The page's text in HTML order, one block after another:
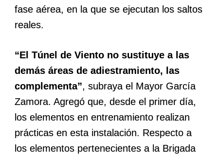
fase aérea, en la que se ejecutan los saltos
reales.
“El Túnel de Viento no sustituye a las
demás áreas de adiestramiento, las
complementa”, subraya el Mayor García
Zamora. Agregó que, desde el primer día,
los elementos en entrenamiento realizan
prácticas en esta instalación. Respecto a
los elementos pertenecientes a la Brigada